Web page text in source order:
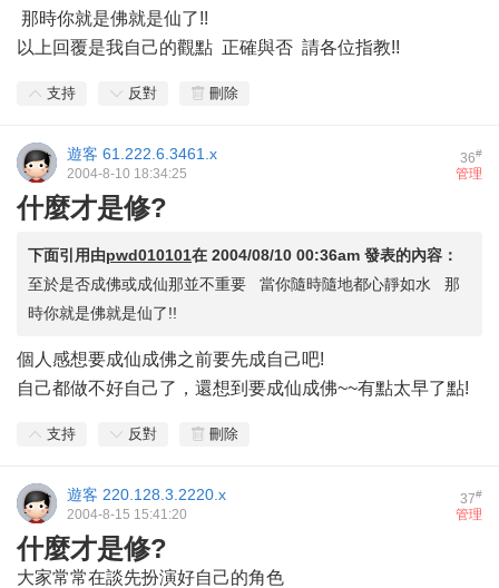
那時你就是佛就是仙了!!
以上回覆是我自己的觀點 正確與否 請各位指教!!
支持 反對 刪除
36#
遊客 61.222.6.3461.x
管理
2004-8-10 18:34:25
什麼才是修?
下面引用由pwd010101在 2004/08/10 00:36am 發表的內容：
至於是否成佛或成仙那並不重要 當你隨時隨地都心靜如水 那
時你就是佛就是仙了!!
個人感想要成仙成佛之前要先成自己吧!
自己都做不好自己了，還想到要成仙成佛~~有點太早了點!
支持 反對 刪除
37#
遊客 220.128.3.2220.x
管理
2004-8-15 15:41:20
什麼才是修?
大家常常在談先扮演好自己的角色